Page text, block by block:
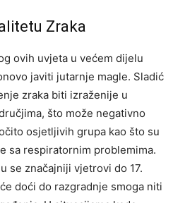
Zraka
ovih uvjeta u većem dijelu
javiti jutarnje magle. Sladić
zraka biti izraženije u
što može negativno
osjetljivih grupa kao što su
sa respiratornim problemima.
se značajniji vjetrovi do 17.
doći do razgradnje smoga niti